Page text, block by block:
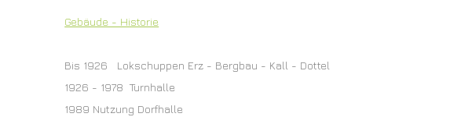
Gebäude - Historie
Bis 1926 Lokschuppen Erz - Bergbau - Kall - Dottel
1926 - 1978 Turnhalle
1989 Nutzung Dorfhalle